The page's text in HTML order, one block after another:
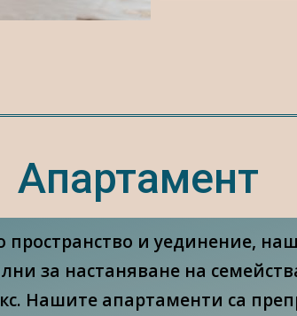
Апартамент
и уединение,
за настаняване на
Нашите апартаменти са